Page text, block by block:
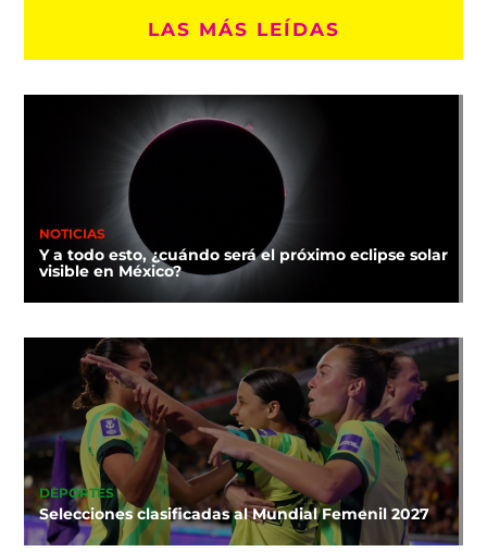
LAS MÁS LEÍDAS
NOTICIAS
Y a todo esto, ¿cuándo será el próximo eclipse solar
visible en México?
DEPORTES
Selecciones clasificadas al Mundial Femenil 2027